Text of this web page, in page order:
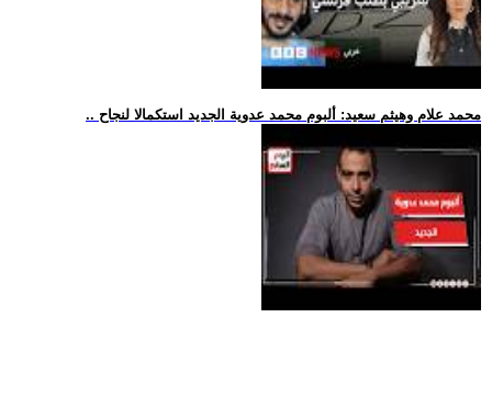
.. محمد علام وهيثم سعيد: ألبوم محمد عدوية الجديد استكمالا لنجاح